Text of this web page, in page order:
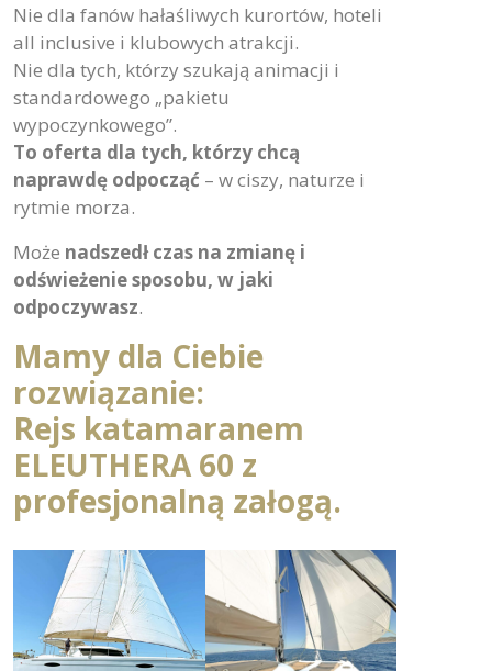
Nie dla fanów hałaśliwych kurortów, hoteli
all inclusive i klubowych atrakcji.
Nie dla tych, którzy szukają animacji i
standardowego „pakietu
wypoczynkowego”.
To oferta dla tych, którzy chcą
naprawdę odpocząć – w ciszy, naturze i
rytmie morza.
Może nadszedł czas na zmianę i
odświeżenie sposobu, w jaki
odpoczywasz.
Mamy dla Ciebie
rozwiązanie:
Rejs katamaranem
ELEUTHERA 60 z
profesjonalną załogą.